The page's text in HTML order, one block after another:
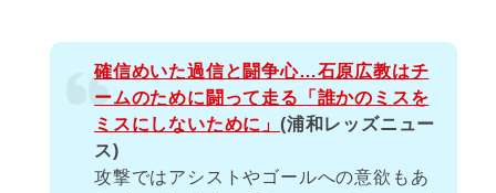
確信めいた過信と闘争心…石原広教はチ
ームのために闘って走る「誰かのミスを
ミスにしないために」(浦和レッズニュー
ス)
攻撃ではアシストやゴールへの意欲もあ